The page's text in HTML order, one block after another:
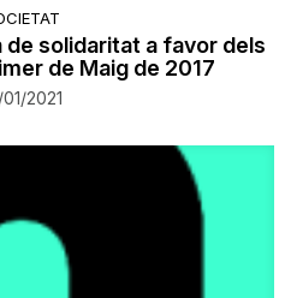
de solidaritat a favor dels
de Maig de 2017
2021